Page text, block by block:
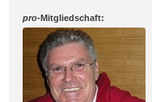
pro-Mitgliedschaft: